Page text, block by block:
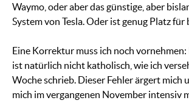
Waymo, oder aber das günstige, aber
System von Tesla. Oder ist genug Platz für
Eine Korrektur muss ich noch
ist natürlich nicht katholisch, wie ich
Woche schrieb. Dieser Fehler ärgert mich
mich im vergangenen November intensiv